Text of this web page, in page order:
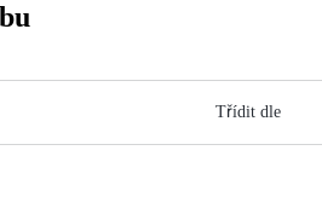
Třídit dle